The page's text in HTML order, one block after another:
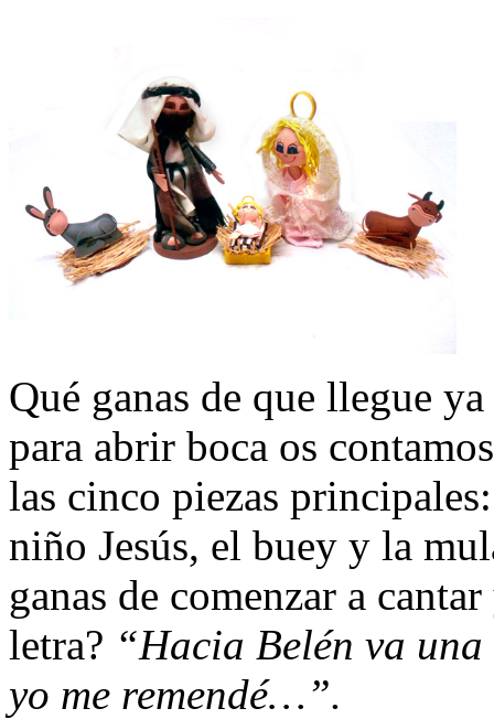
Qué ganas de que llegue
para abrir boca os
las cinco piezas
niño Jesús, el buey y la
ganas de comenzar a
letra? “Hacia Belén va
yo me remendé…”.